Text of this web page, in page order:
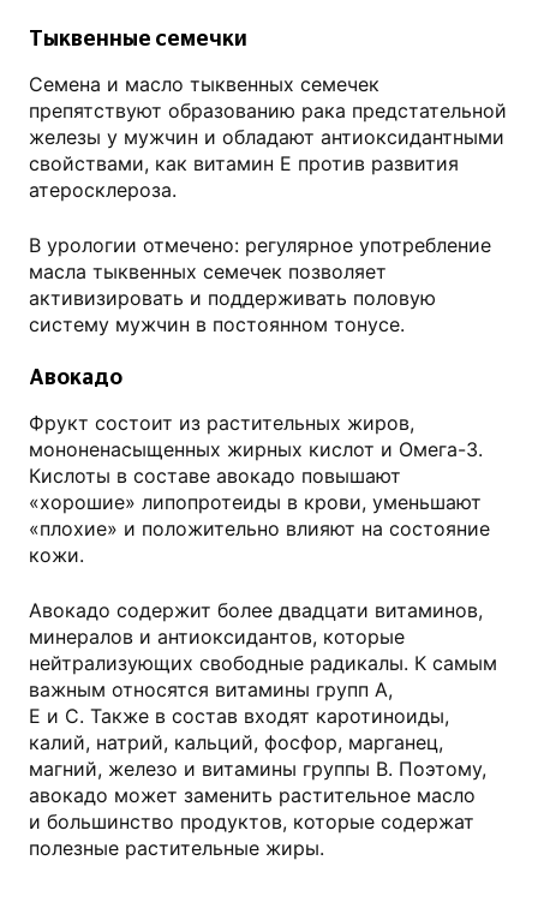
Тыквенные семечки
Семена и масло тыквенных семечек
препятствуют образованию рака предстательной
железы у мужчин и обладают антиоксидантными
свойствами, как витамин Е против развития
атеросклероза.
В урологии отмечено: регулярное употребление
масла тыквенных семечек позволяет
активизировать и поддерживать половую
систему мужчин в постоянном тонусе.
Авокадо
Фрукт состоит из растительных жиров,
мононенасыщенных жирных кислот и Омега-3.
Кислоты в составе авокадо повышают
«хорошие» липопротеиды в крови, уменьшают
«плохие» и положительно влияют на состояние
кожи.
Авокадо содержит более двадцати витаминов,
минералов и антиоксидантов, которые
нейтрализующих свободные радикалы. К самым
важным относятся витамины групп А,
Е и С. Также в состав входят каротиноиды,
калий, натрий, кальций, фосфор, марганец,
магний, железо и витамины группы В. Поэтому,
авокадо может заменить растительное масло
и большинство продуктов, которые содержат
полезные растительные жиры.